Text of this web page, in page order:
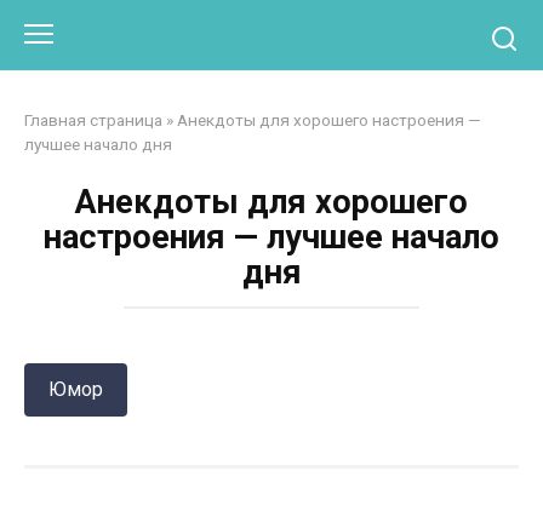
контенту
Главная страница » Анекдоты для хорошего настроения —
лучшее начало дня
Анекдоты для хорошего
настроения — лучшее начало
дня
Юмор